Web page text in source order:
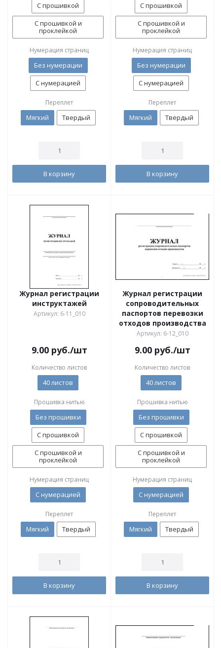
С прошивкой
С прошивкой и
проклейкой
Нумерация страниц
Без нумерации
С нумерацией
Переплет
Мягкий Твердый
В корзину
С прошивкой
С прошивкой и
проклейкой
Нумерация страниц
Без нумерации
С нумерацией
Переплет
Мягкий Твердый
В корзину
Журнал регистрации
инструктажей
Артикул: 6-11_010
9.00руб./шт
Количество листов
40 листов
Прошивка нитью
Без прошивки
С прошивкой
С прошивкой и
проклейкой
Нумерация страниц
С нумерацией
Переплет
Мягкий Твердый
В корзину
Журнал регистрации
сопроводительных
паспортов перевозки
отходов производства
Артикул: 6-12_010
9.00руб./шт
Количество листов
40 листов
Прошивка нитью
Без прошивки
С прошивкой
С прошивкой и
проклейкой
Нумерация страниц
С нумерацией
Переплет
Мягкий Твердый
В корзину